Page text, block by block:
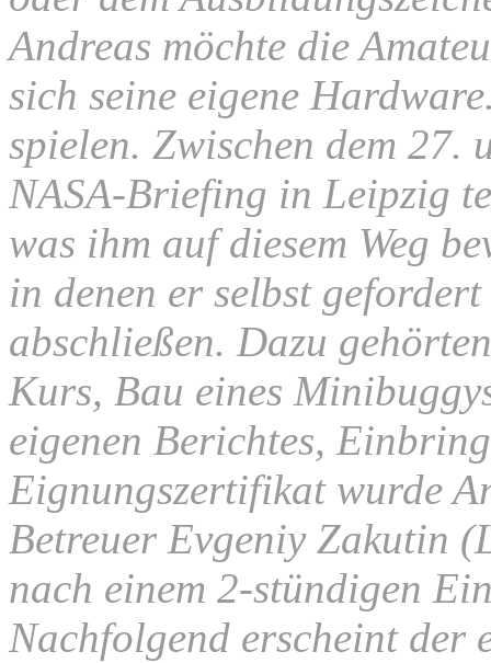
Andreas möchte die
sich seine eigene
spielen. Zwischen dem 27.
NASA-Briefing in Leipzig
was ihm auf diesem Weg
in denen er selbst
abschließen. Dazu
Kurs, Bau eines
eigenen Berichtes,
Eignungszertifikat wurde
Betreuer Evgeniy Zakutin
nach einem 2-stündigen
Nachfolgend erscheint der